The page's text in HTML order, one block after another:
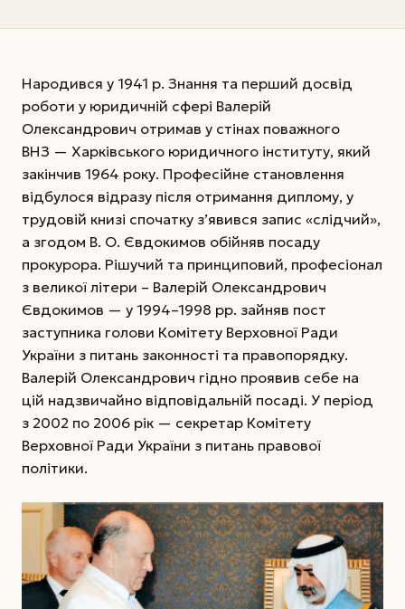
Народився у 1941 р. Знання та перший досвід
роботи у юридичній сфері Валерій
Олександрович отримав у стінах поважного
ВНЗ — Харківського юридичного інституту, який
закінчив 1964 року. Професійне становлення
відбулося відразу після отримання диплому, у
трудовій книзі спочатку з’явився запис «слідчий»,
а згодом В. О. Євдокимов обійняв посаду
прокурора. Рішучий та принциповий, професіонал
з великої літери – Валерій Олександрович
Євдокимов — у 1994–1998 рр. зайняв­ пост
заступника голови Комітету Верховної Ради
України з питань законності та правопорядку.
Валерій Олександрович гідно про­явив себе на
цій надзвичайно відповідальній посаді. У період
з 2002 по 2006 рік — секретар Комітету
Верховної Ради України з питань правової
політики.